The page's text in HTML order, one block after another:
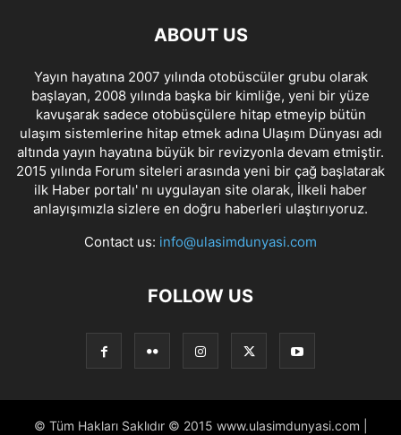
ABOUT US
Yayın hayatına 2007 yılında otobüscüler grubu olarak
başlayan, 2008 yılında başka bir kimliğe, yeni bir yüze
kavuşarak sadece otobüsçülere hitap etmeyip bütün
ulaşım sistemlerine hitap etmek adına Ulaşım Dünyası adı
altında yayın hayatına büyük bir revizyonla devam etmiştir.
2015 yılında Forum siteleri arasında yeni bir çağ başlatarak
ilk Haber portalı' nı uygulayan site olarak, İlkeli haber
anlayışımızla sizlere en doğru haberleri ulaştırıyoruz.
Contact us: info@ulasimdunyasi.com
FOLLOW US
© Tüm Hakları Saklıdır © 2015 www.ulasimdunyasi.com |